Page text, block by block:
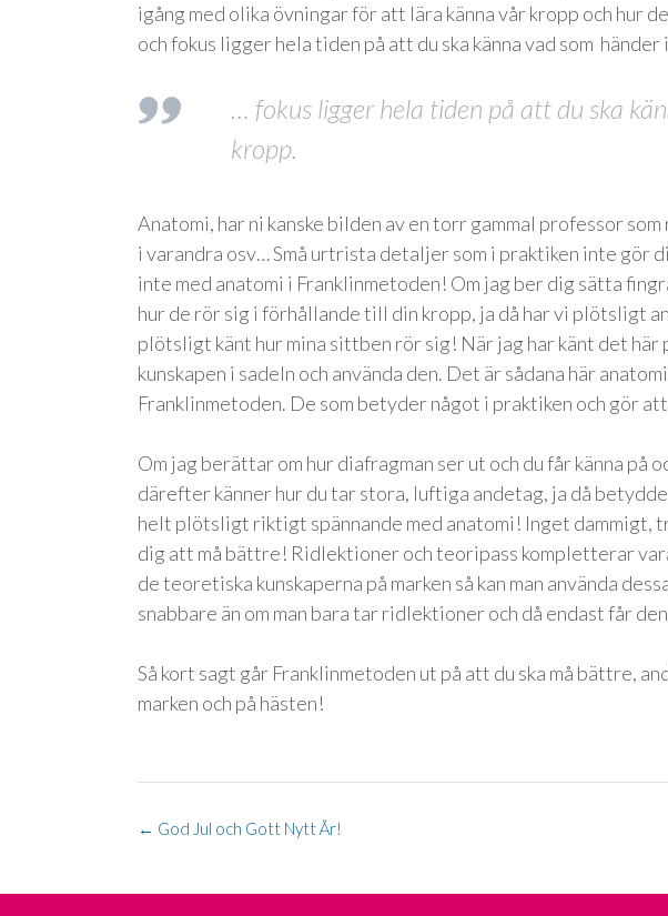
igång med olika övningar för att lära känna vår kropp och hur
och fokus ligger hela tiden på att du ska känna vad som händer
… fokus ligger hela tiden på att du ska
kropp.
Anatomi, har ni kanske bilden av en torr gammal professor
i varandra osv… Små urtrista detaljer som i praktiken inte gör
inte med anatomi i Franklinmetoden! Om jag ber dig sätta
hur de rör sig i förhållande till din kropp, ja då har vi plötsligt
plötsligt känt hur mina sittben rör sig! När jag har känt det här
kunskapen i sadeln och använda den. Det är sådana här
Franklinmetoden. De som betyder något i praktiken och gör
Om jag berättar om hur diafragman ser ut och du får känna på
därefter känner hur du tar stora, luftiga andetag, ja då
helt plötsligt riktigt spännande med anatomi! Inget dammigt,
dig att må bättre! Ridlektioner och teoripass kompletterar
de teoretiska kunskaperna på marken så kan man använda
snabbare än om man bara tar ridlektioner och då endast får
Så kort sagt går Franklinmetoden ut på att du ska må bättre,
marken och på hästen!
Post
navigation
← God Jul och Gott Nytt År!